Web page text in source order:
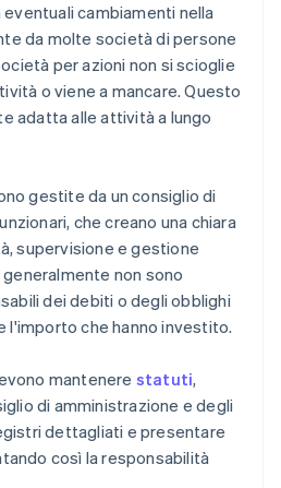
cambiamenti nella
da molte società di persone
per azioni non si scioglie
o viene a mancare. Questo
adatta alle attività a lungo
gestite da un consiglio di
che creano una chiara
supervisione e gestione
non sono
dei debiti o degli obblighi
l'importo che hanno investito.
mantenere statuti,
di amministrazione e degli
dettagliati e presentare
così la responsabilità